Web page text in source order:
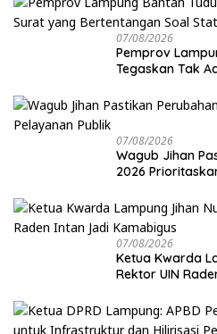
07/08/2026
Pemprov
Tegaskan Tak
07/08/2026
Wagub Jihan
2026
07/08/2026
Ketua Kwarda
Rektor UIN